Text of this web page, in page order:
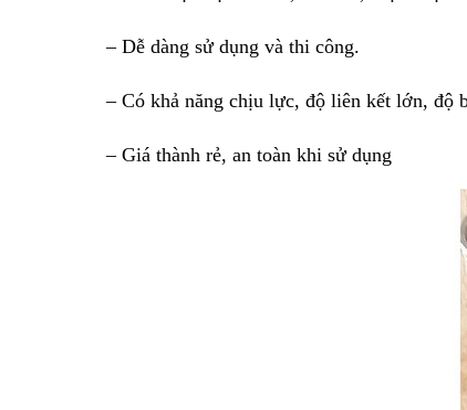
– Dễ dàng sử dụng và thi công.
– Có khả năng chịu lực, độ liên kết lớn, độ
– Giá thành rẻ, an toàn khi sử dụng